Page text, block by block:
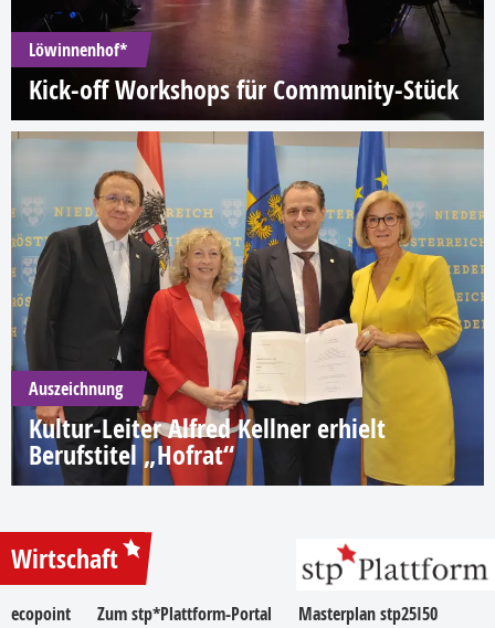
Löwinnenhof*
Kick-off Workshops für Community-Stück
Auszeichnung
Kultur-Leiter Alfred Kellner erhielt
Berufstitel „Hofrat“
Wirtschaft
ecopoint Zum stp*Plattform-Portal Masterplan stp25I50